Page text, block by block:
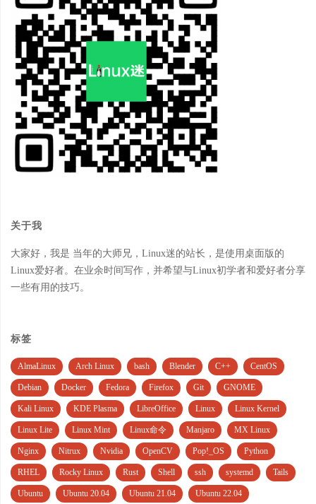
关于我
大家好，我是 当年的大师兄，Linux迷的站长，是使用桌面版的
Linux爱好者。在业余时间写作，并希望与Linux初学者和爱好者分享
一些有用的技巧。
标签
AlmaLinux Arch Linux bash Blender C++ CentOS
Debian Docker Fedora Firefox Git GNOME
Kali Linux KDE Plasma LibreOffice Linux Linux Kernel
Linux Lite Linux Mint Linux命令 Manjaro MX Linux
Nginx Nitrux Nvidia OpenCV Pop!_OS Python
RHEL Rocky Linux Rust Shell ssh systemd Tails
Ubuntu Ubuntu 20.04 Ubuntu 21.04 Ubuntu 22.04